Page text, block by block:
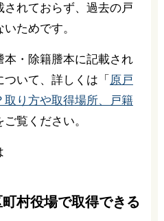
れておらず、過去の戸
ためです。
本・除籍謄本に記載され
いて、詳しくは「 原戸
り方や取得場所、戸籍
ご覧ください。
村役場で取得できる